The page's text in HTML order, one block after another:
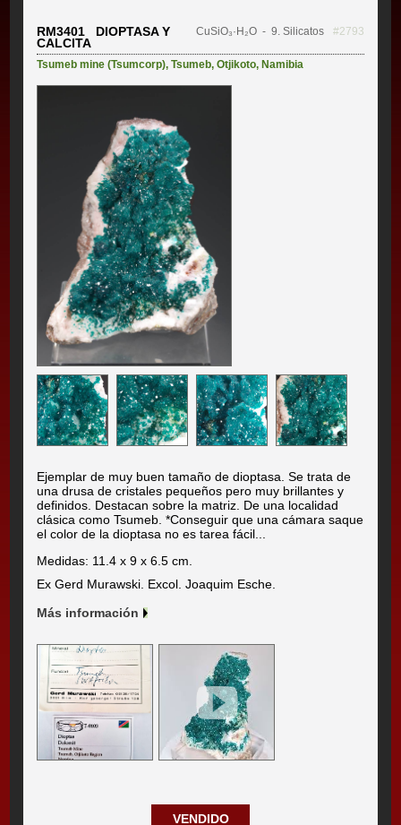
RM3401 DIOPTASA Y
CALCITA
CuSiO₃·H₂O- 9. Silicatos #2793
Tsumeb mine (Tsumcorp),Tsumeb,Otjikoto, Namibia
Ejemplar de muy buen tamaño de dioptasa. Se trata de
una drusa de cristales pequeños pero muy brillantes y
definidos. Destacan sobre la matriz. De una localidad
clásica como Tsumeb. *Conseguir que una cámara saque
el color de la dioptasa no es tarea fácil...
Medidas: 11.4 x 9 x 6.5 cm.
Ex Gerd Murawski. Excol. Joaquim Esche.
Más información
VENDIDO